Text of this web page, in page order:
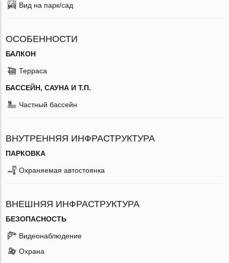
Вид на парк/сад
ОСОБЕННОСТИ
БАЛКОН
Терраса
БАССЕЙН, САУНА И Т.П.
Частный бассейн
ВНУТРЕННЯЯ ИНФРАСТРУКТУРА
ПАРКОВКА
Охраняемая автостоянка
ВНЕШНЯЯ ИНФРАСТРУКТУРА
БЕЗОПАСНОСТЬ
Видеонаблюдение
Охрана